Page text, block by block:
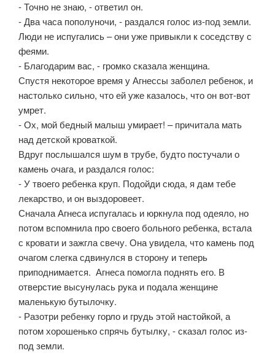
- Точно не знаю, - ответил он.
- Два часа пополуночи, - раздался голос из-под земли.
Люди не испугались – они уже привыкли к соседству с
феями.
- Благодарим вас, - громко сказала женщина.
Спустя некоторое время у Агнессы заболел ребенок, и
настолько сильно, что ей уже казалось, что он вот-вот
умрет.
- Ох, мой бедный малыш умирает! – причитала мать
над детской кроваткой.
Вдруг послышался шум в трубе, будто постучали о
камень очага, и раздался голос:
- У твоего ребенка круп. Подойди сюда, я дам тебе
лекарство, и он выздоровеет.
Сначала Агнеса испугалась и юркнула под одеяло, но
потом вспомнила про своего больного ребенка, встала
с кровати и зажгла свечу. Она увидела, что камень под
очагом слегка сдвинулся в сторону и теперь
приподнимается. Агнеса помогла поднять его. В
отверстие высунулась рука и подала женщине
маленькую бутылочку.
- Разотри ребенку горло и грудь этой настойкой, а
потом хорошенько спрячь бутылку, - сказал голос из-
под земли.